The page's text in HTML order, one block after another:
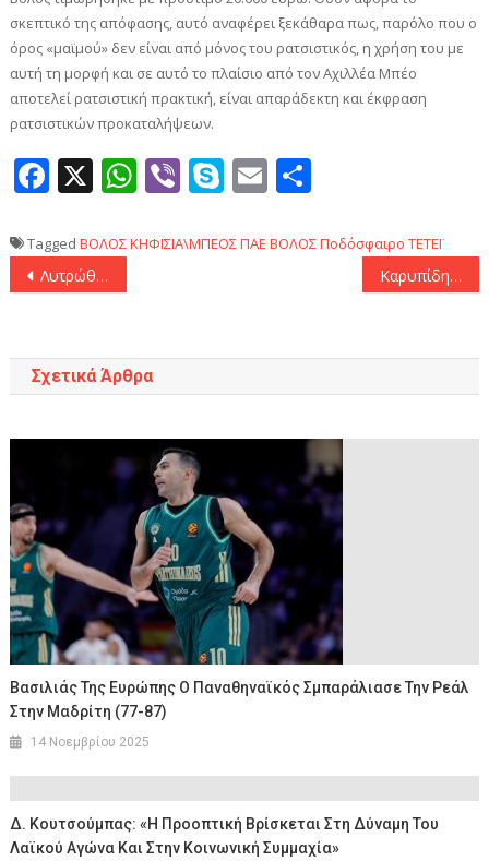
σκεπτικό της απόφασης, αυτό αναφέρει ξεκάθαρα πως, παρόλο που ο
όρος «μαϊμού» δεν είναι από μόνος του ρατσιστικός, η χρήση του με
αυτή τη μορφή και σε αυτό το πλαίσιο από τον Αχιλλέα Μπέο
αποτελεί ρατσιστική πρακτική, είναι απαράδεκτη και έκφραση
ρατσιστικών προκαταλήψεων.
Facebook
X WhatsApp
ViberSkype
Email
Tagged ΒΟΛΟΣΚΗΦΙΣΙΑ\ΜΠΕΟΣΠΑΕ ΒΟΛΟΣΠοδόσφαιρο ΤΕΤΕΪ
Πλοήγηση
Λυτρώθηκε στο 94’ η ΑΕΛ, λύγισε με 2-1 την Νίκη Βόλου Καρυπίδης: «Ώρα να μιλήσει το «Κλ. Βικελίδης»
Σχετικά Άρθρα
Βασιλιάς Της Ευρώπης Ο Παναθηναϊκός Σμπαράλιασε Την Ρεάλ
Στην Μαδρίτη (77-87)
14 Νοεμβρίου 2025
Δ. Κουτσούμπας: «Η Προοπτική Βρίσκεται Στη Δύναμη Του
Λαϊκού Αγώνα Και Στην Κοινωνική Συμμαχία»